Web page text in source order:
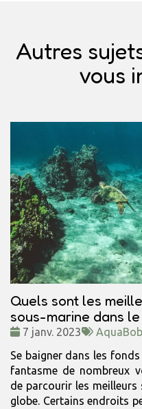
Autres
vous
Quels sont les
sous-marine dans le
Date
7 janv. 2023
Tags
Se baigner dans les
fantasme de nombreux
de parcourir les
globe. Certains endroits